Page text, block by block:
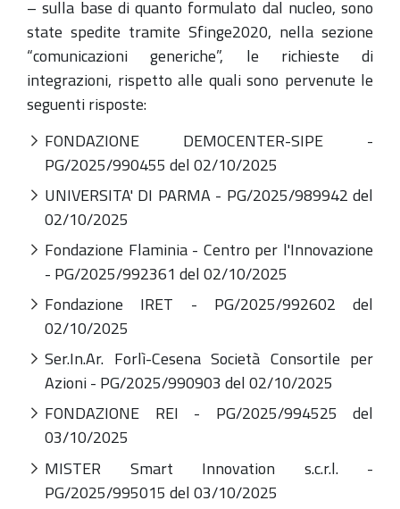
– sulla base di quanto formulato dal nucleo, sono
state spedite tramite Sfinge2020, nella sezione
“comunicazioni generiche”, le richieste di
integrazioni, rispetto alle quali sono pervenute le
seguenti risposte:
FONDAZIONE DEMOCENTER-SIPE -
PG/2025/990455 del 02/10/2025
UNIVERSITA' DI PARMA - PG/2025/989942 del
02/10/2025
Fondazione Flaminia - Centro per l'Innovazione
- PG/2025/992361 del 02/10/2025
Fondazione IRET - PG/2025/992602 del
02/10/2025
Ser.In.Ar. Forlì-Cesena Società Consortile per
Azioni - PG/2025/990903 del 02/10/2025
FONDAZIONE REI - PG/2025/994525 del
03/10/2025
MISTER Smart Innovation s.c.r.l. -
PG/2025/995015 del 03/10/2025